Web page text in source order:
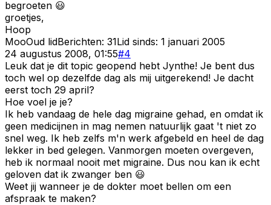
begroeten 😃
groetjes,
Hoop
MooOud lidBerichten: 31Lid sinds: 1 januari 2005
24 augustus 2008, 01:55#4
Leuk dat je dit topic geopend hebt Jynthe! Je bent dus
toch wel op dezelfde dag als mij uitgerekend! Je dacht
eerst toch 29 april?
Hoe voel je je?
Ik heb vandaag de hele dag migraine gehad, en omdat ik
geen medicijnen in mag nemen natuurlijk gaat 't niet zo
snel weg. Ik heb zelfs m'n werk afgebeld en heel de dag
lekker in bed gelegen. Vanmorgen moeten overgeven,
heb ik normaal nooit met migraine. Dus nou kan ik echt
geloven dat ik zwanger ben 😃
Weet jij wanneer je de dokter moet bellen om een
afspraak te maken?